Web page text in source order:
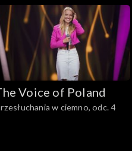
Voice of Poland
w ciemno, odc. 4